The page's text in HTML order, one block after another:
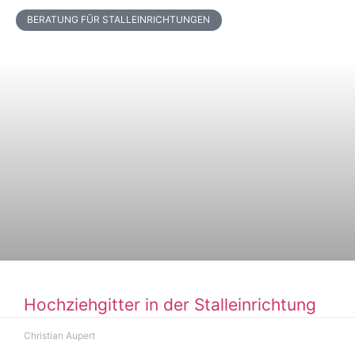
BERATUNG FÜR STALLEINRICHTUNGEN
Hochziehgitter in der Stalleinrichtung
Christian Aupert